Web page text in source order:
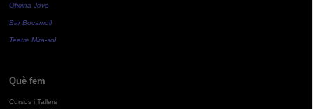
Oficina Jove
Bar Bocamoll
Teatre Mira-sol
Què fem
Cursos i Tallers